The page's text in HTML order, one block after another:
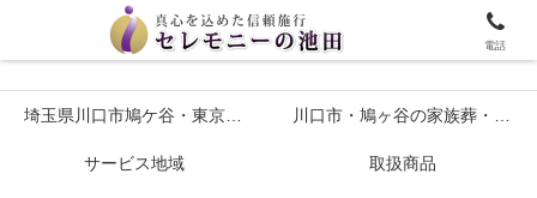
埼玉川口市鳩ケ谷・東京の葬儀や家族葬ならセレモニーの池田へ
埼玉県川口市鳩ケ谷・東京の葬儀や家族葬ならセレモニーの池田へ
サービス地域 取扱商品
電話